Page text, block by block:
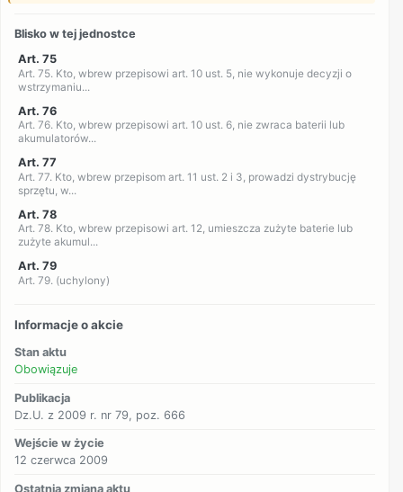
Blisko w tej jednostce
Art. 75
Art. 75. Kto, wbrew przepisowi art. 10 ust. 5, nie wykonuje decyzji o
wstrzymaniu...
Art. 76
Art. 76. Kto, wbrew przepisowi art. 10 ust. 6, nie zwraca baterii lub
akumulatorów...
Art. 77
Art. 77. Kto, wbrew przepisom art. 11 ust. 2 i 3, prowadzi dystrybucję
sprzętu, w...
Art. 78
Art. 78. Kto, wbrew przepisowi art. 12, umieszcza zużyte baterie lub
zużyte akumul...
Art. 79
Art. 79. (uchylony)
Informacje o akcie
Stan aktu
Obowiązuje
Publikacja
Dz.U. z 2009 r. nr 79, poz. 666
Wejście w życie
12 czerwca 2009
Ostatnia zmiana aktu